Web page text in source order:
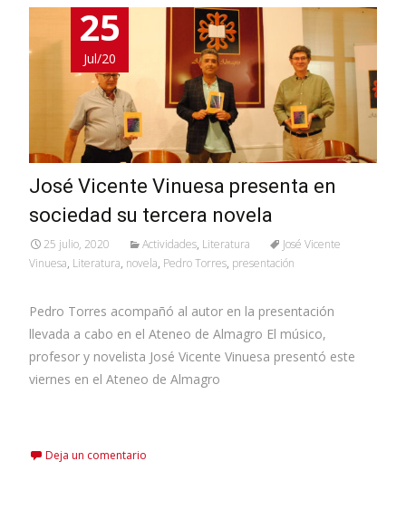
25
Jul/20
José Vicente Vinuesa presenta en
sociedad su tercera novela
25 julio, 2020 Actividades, Literatura
José Vicente
Vinuesa, Literatura, novela, Pedro Torres, presentación
Pedro Torres acompañó al autor en la presentación
llevada a cabo en el Ateneo de Almagro El músico,
profesor y novelista José Vicente Vinuesa presentó este
viernes en el Ateneo de Almagro
Deja un comentario